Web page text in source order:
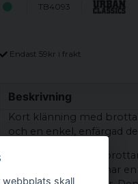
TB4093
Endast 59kr i frakt
Beskrivning
Kort klänning med
och en enkel, enfärgad
Den släta ytan och
känsla. Klänningen har
webbplats skall